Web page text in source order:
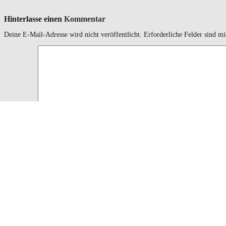
Hinterlasse einen Kommentar
Deine E-Mail-Adresse wird nicht veröffentlicht. Erforderliche Felder sind